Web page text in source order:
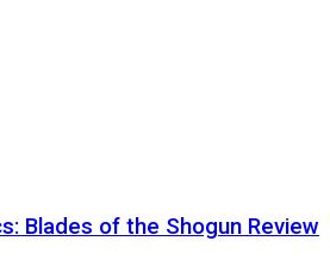
Blades of the Shogun Review